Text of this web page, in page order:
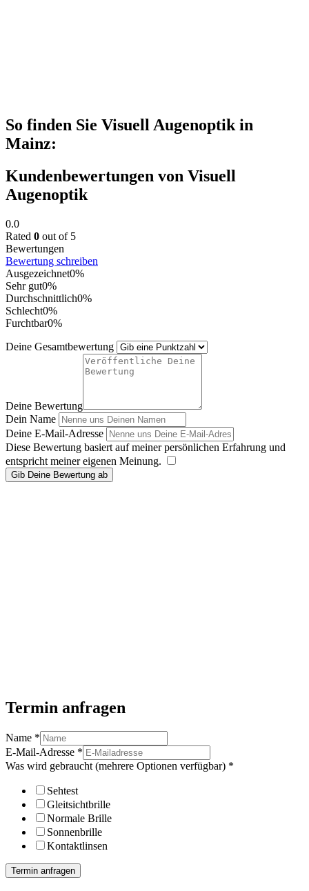
So finden Sie Visuell Augenoptik in
Mainz:
Kundenbewertungen von Visuell
Augenoptik
0.0
Rated 0 out of 5
Bewertungen
Bewertung schreiben
Ausgezeichnet0%
Sehr gut0%
Durchschnittlich0%
Schlecht0%
Furchtbar0%
Deine Gesamtbewertung
Deine Bewertung
Dein Name
Deine E-Mail-Adresse
Diese Bewertung basiert auf meiner persönlichen Erfahrung und
entspricht meiner eigenen Meinung.
Gib Deine Bewertung ab
Termin anfragen
Name *
E-Mail-Adresse *
Was wird gebraucht (mehrere Optionen verfügbar) *
Sehtest
Gleitsichtbrille
Normale Brille
Sonnenbrille
Kontaktlinsen
Termin anfragen